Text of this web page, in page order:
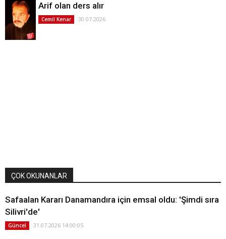
Arif olan ders alır
Cemil Kenar 30.07.2026
ÇOK OKUNANLAR
Safaalan Kararı Danamandıra için emsal oldu: 'Şimdi sıra
Silivri'de'
Güncel 31.07.2026 14:00:05